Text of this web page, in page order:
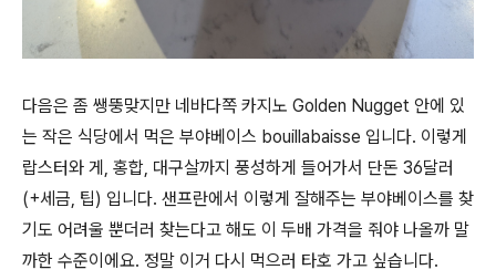
다음은 좀 쌩뚱맞지만 네바다쪽 카지노 Golden Nugget 안에 있
는 작은 식당에서 먹은 부야베이스 bouillabaisse 입니다. 이렇게
랍스터와 게, 홍합, 대구살까지 풍성하게 들어가서 단돈 36달러
(+세금, 팁) 입니다. 샌프란에서 이렇게 잘해주는 부야베이스를 찾
기도 어려울 뿐더러 찾는다고 해도 이 두배 가격을 줘야 나올까 말
까한 수준이에요. 정말 이거 다시 먹으러 타호 가고 싶습니다.